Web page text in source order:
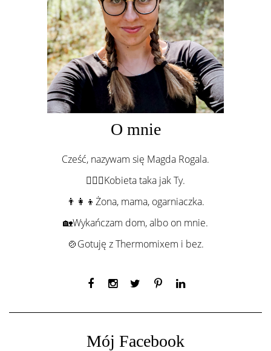
O mnie
Cześć, nazywam się Magda Rogala.
💁🏻‍♀️Kobieta taka jak Ty.
👨‍👩‍👦Żona, mama, ogarniaczka.
🏡Wykańczam dom, albo on mnie.
🍲Gotuję z Thermomixem i bez.
Mój Facebook